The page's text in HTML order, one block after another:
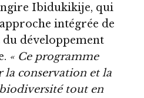
Ibidukikije, qui
intégrée de
développement
« Ce programme
conservation et la
tout en